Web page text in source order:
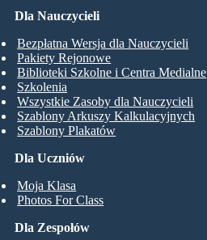
Dla Uczniów
Moja Klasa
Photos For Class
Dla Nauczycieli
Bezpłatna Wersja dla Nauczycieli
Pakiety Rejonowe
Biblioteki Szkolne i Centra Medialne
Szkolenia
Wszystkie Zasoby dla Nauczycieli
Szablony Arkuszy Kalkulacyjnych
Szablony Plakatów
Dla Zespołów